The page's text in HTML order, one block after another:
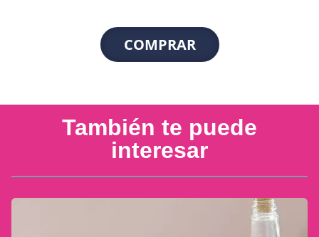
COMPRAR
También te puede
interesar